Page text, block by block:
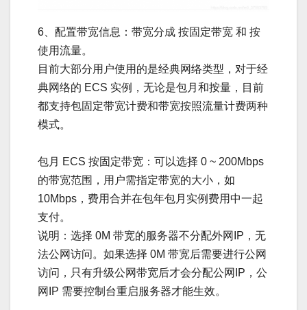
6、配置带宽信息：带宽分成 按固定带宽 和 按
使用流量。
目前大部分用户使用的是经典网络类型，对于经
典网络的 ECS 实例，无论是包月和按量，目前
都支持包固定带宽计费和带宽按照流量计费两种
模式。
包月 ECS 按固定带宽：可以选择 0 ~ 200Mbps
的带宽范围，用户需指定带宽的大小，如
10Mbps，费用合并在包年包月实例费用中一起
支付。
说明：选择 0M 带宽的服务器不分配外网IP，无
法公网访问。如果选择 0M 带宽后需要进行公网
访问，只有升级公网带宽后才会分配公网IP，公
网IP 需要控制台重启服务器才能生效。